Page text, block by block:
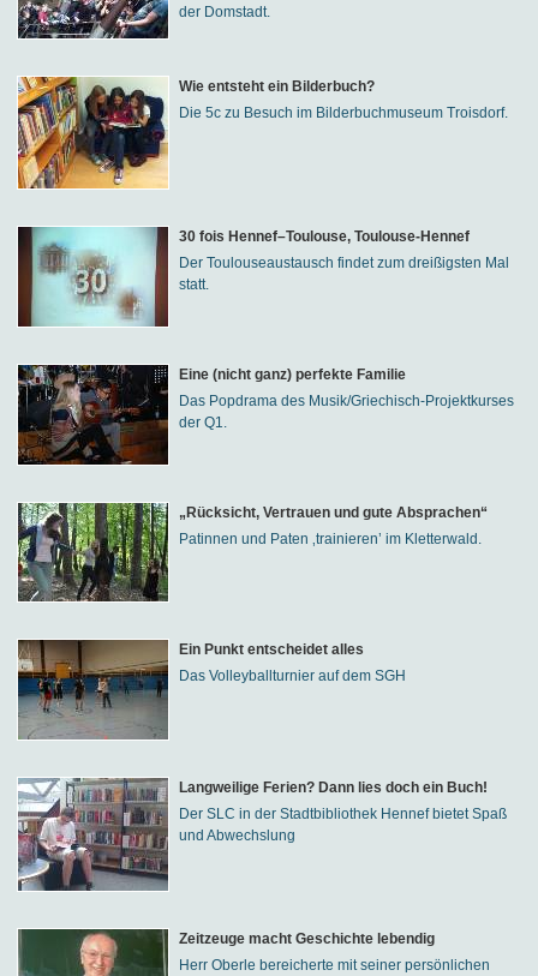
der Domstadt.
Wie entsteht ein Bilderbuch?
Die 5c zu Besuch im Bilderbuchmuseum Troisdorf.
30 fois Hennef–Toulouse, Toulouse-Hennef
Der Toulouseaustausch findet zum dreißigsten Mal
statt.
Eine (nicht ganz) perfekte Familie
Das Popdrama des Musik/Griechisch-Projektkurses
der Q1.
„Rücksicht, Vertrauen und gute Absprachen“
Patinnen und Paten ‚trainieren’ im Kletterwald.
Ein Punkt entscheidet alles
Das Volleyballturnier auf dem SGH
Langweilige Ferien? Dann lies doch ein Buch!
Der SLC in der Stadtbibliothek Hennef bietet Spaß
und Abwechslung
Zeitzeuge macht Geschichte lebendig
Herr Oberle bereicherte mit seiner persönlichen